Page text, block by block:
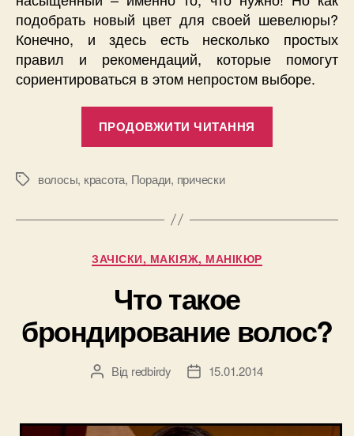
подобрать новый цвет для своей шевелюры?
Конечно, и здесь есть несколько простых
правил и рекомендаций, которые помогут
сориентироваться в этом непростом выборе.
ПРОДОВЖИТИ ЧИТАННЯ
тон
Позначки
волосы, красота, Поради, прически
Категорії
ЗАЧІСКИ, МАКІЯЖ, МАНІКЮР
Что такое
брондирование волос?
Автор
Від redbirdy
Дата15.01.2014